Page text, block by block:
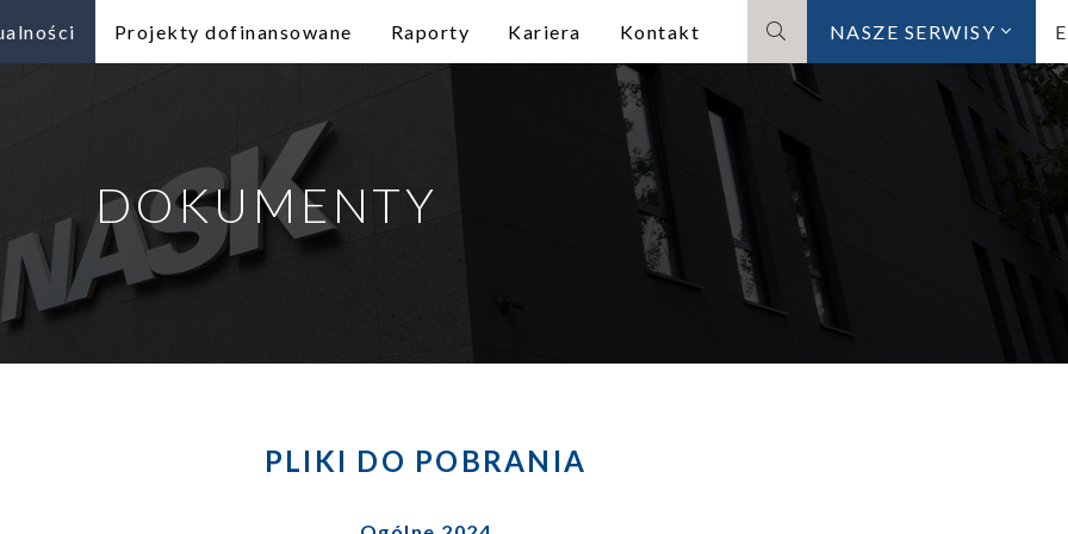
Projekty dofinansowane Raporty Kariera
Kontakt
NASZE SERWISY
DOKUMENTY
PLIKI DO POBRANIA